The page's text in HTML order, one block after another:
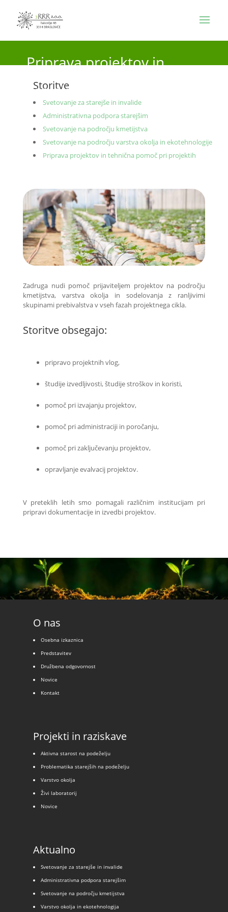
Priprava projektov in
tehnična pomoč pri
projektih
Storitve
Svetovanje za starejše in invalide
Administrativna podpora starejšim
Svetovanje na področju kmetijstva
Svetovanje na področju varstva okolja in ekotehnologije
Priprava projektov in tehnična pomoč pri projektih
Zadruga nudi pomoč prijaviteljem projektov na področju
kmetijstva, varstva okolja in sodelovanja z ranljivimi
skupinami prebivalstva v vseh fazah projektnega cikla.
Storitve obsegajo:
pripravo projektnih vlog,
študije izvedljivosti, študije stroškov in koristi,
pomoč pri izvajanju projektov,
pomoč pri administraciji in poročanju,
pomoč pri zaključevanju projektov,
opravljanje evalvacij projektov.
V preteklih letih smo pomagali različnim institucijam pri
pripravi dokumentacije in izvedbi projektov.
O nas
Osebna izkaznica
Predstavitev
Družbena odgovornost
Novice
Kontakt
Projekti in raziskave
Aktivna starost na podeželju
Problematika starejših na podeželju
Varstvo okolja
Živi laboratorij
Novice
Aktualno
Svetovanje za starejše in invalide
Administrativna podpora starejšim
Svetovanje na področju kmetijstva
Varstvo okolja in ekotehnologija